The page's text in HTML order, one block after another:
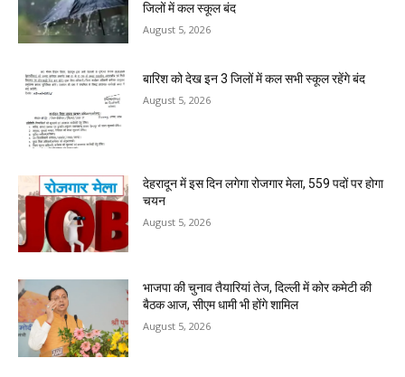
जिलों में कल स्कूल बंद
August 5, 2026
बारिश को देख इन 3 जिलों में कल सभी स्कूल रहेंगे बंद
August 5, 2026
देहरादून में इस दिन लगेगा रोजगार मेला, 559 पदों पर होगा
चयन
August 5, 2026
भाजपा की चुनाव तैयारियां तेज, दिल्ली में कोर कमेटी की
बैठक आज, सीएम धामी भी होंगे शामिल
August 5, 2026